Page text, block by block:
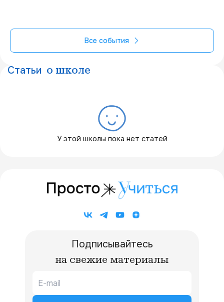
Все события
Статьи о школе
У этой школы пока нет статей
Подписывайтесь
на свежие материалы